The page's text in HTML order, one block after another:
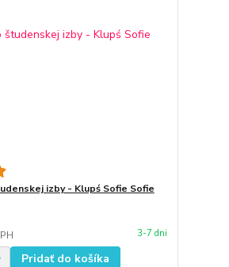
izby - Klupś Sofie Sofie
3-7 dni
Pridať do košíka